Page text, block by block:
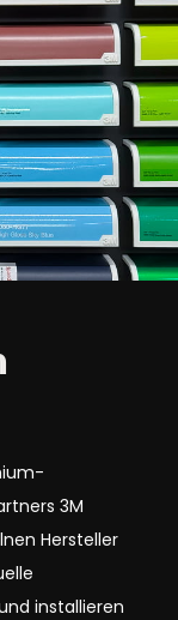
3M
Hersteller
installieren